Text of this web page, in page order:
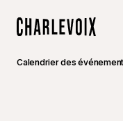
Calendrier des